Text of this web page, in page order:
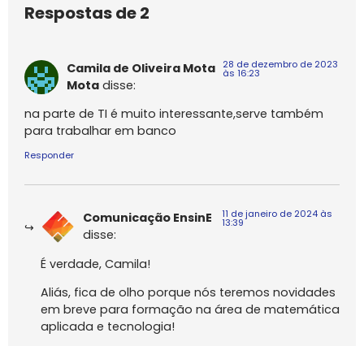
Respostas de 2
Camila de Oliveira Mota
Mota disse:
28 de dezembro de 2023
às 16:23
na parte de TI é muito interessante,serve também
para trabalhar em banco
Responder
Comunicação EnsinE
disse:
11 de janeiro de 2024 às
13:39
É verdade, Camila!
Aliás, fica de olho porque nós teremos novidades
em breve para formação na área de matemática
aplicada e tecnologia!